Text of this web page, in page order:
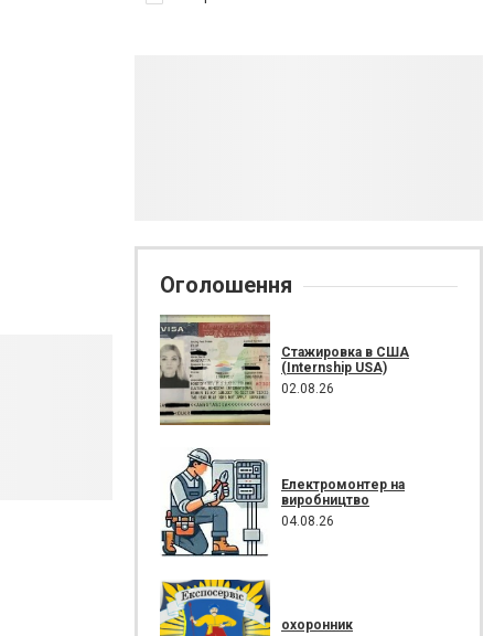
Оголошення
Стажировка в США
(Internship USA)
02.08.26
Електромонтер на
виробництво
04.08.26
охоронник